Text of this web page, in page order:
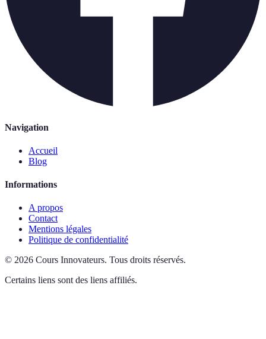
Navigation
Accueil
Blog
Informations
A propos
Contact
Mentions légales
Politique de confidentialité
© 2026 Cours Innovateurs. Tous droits réservés.
Certains liens sont des liens affiliés.